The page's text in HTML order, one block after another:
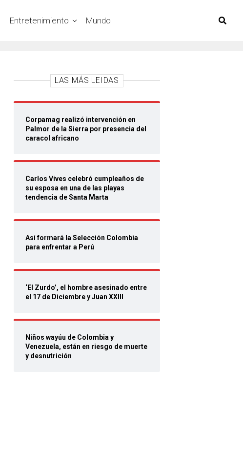
Entretenimiento Mundo
LAS MÁS LEIDAS
Corpamag realizó intervención en
Palmor de la Sierra por presencia del
caracol africano
Carlos Vives celebró cumpleaños de
su esposa en una de las playas
tendencia de Santa Marta
Así formará la Selección Colombia
para enfrentar a Perú
‘El Zurdo’, el hombre asesinado entre
el 17 de Diciembre y Juan XXIII
Niños wayúu de Colombia y
Venezuela, están en riesgo de muerte
y desnutrición